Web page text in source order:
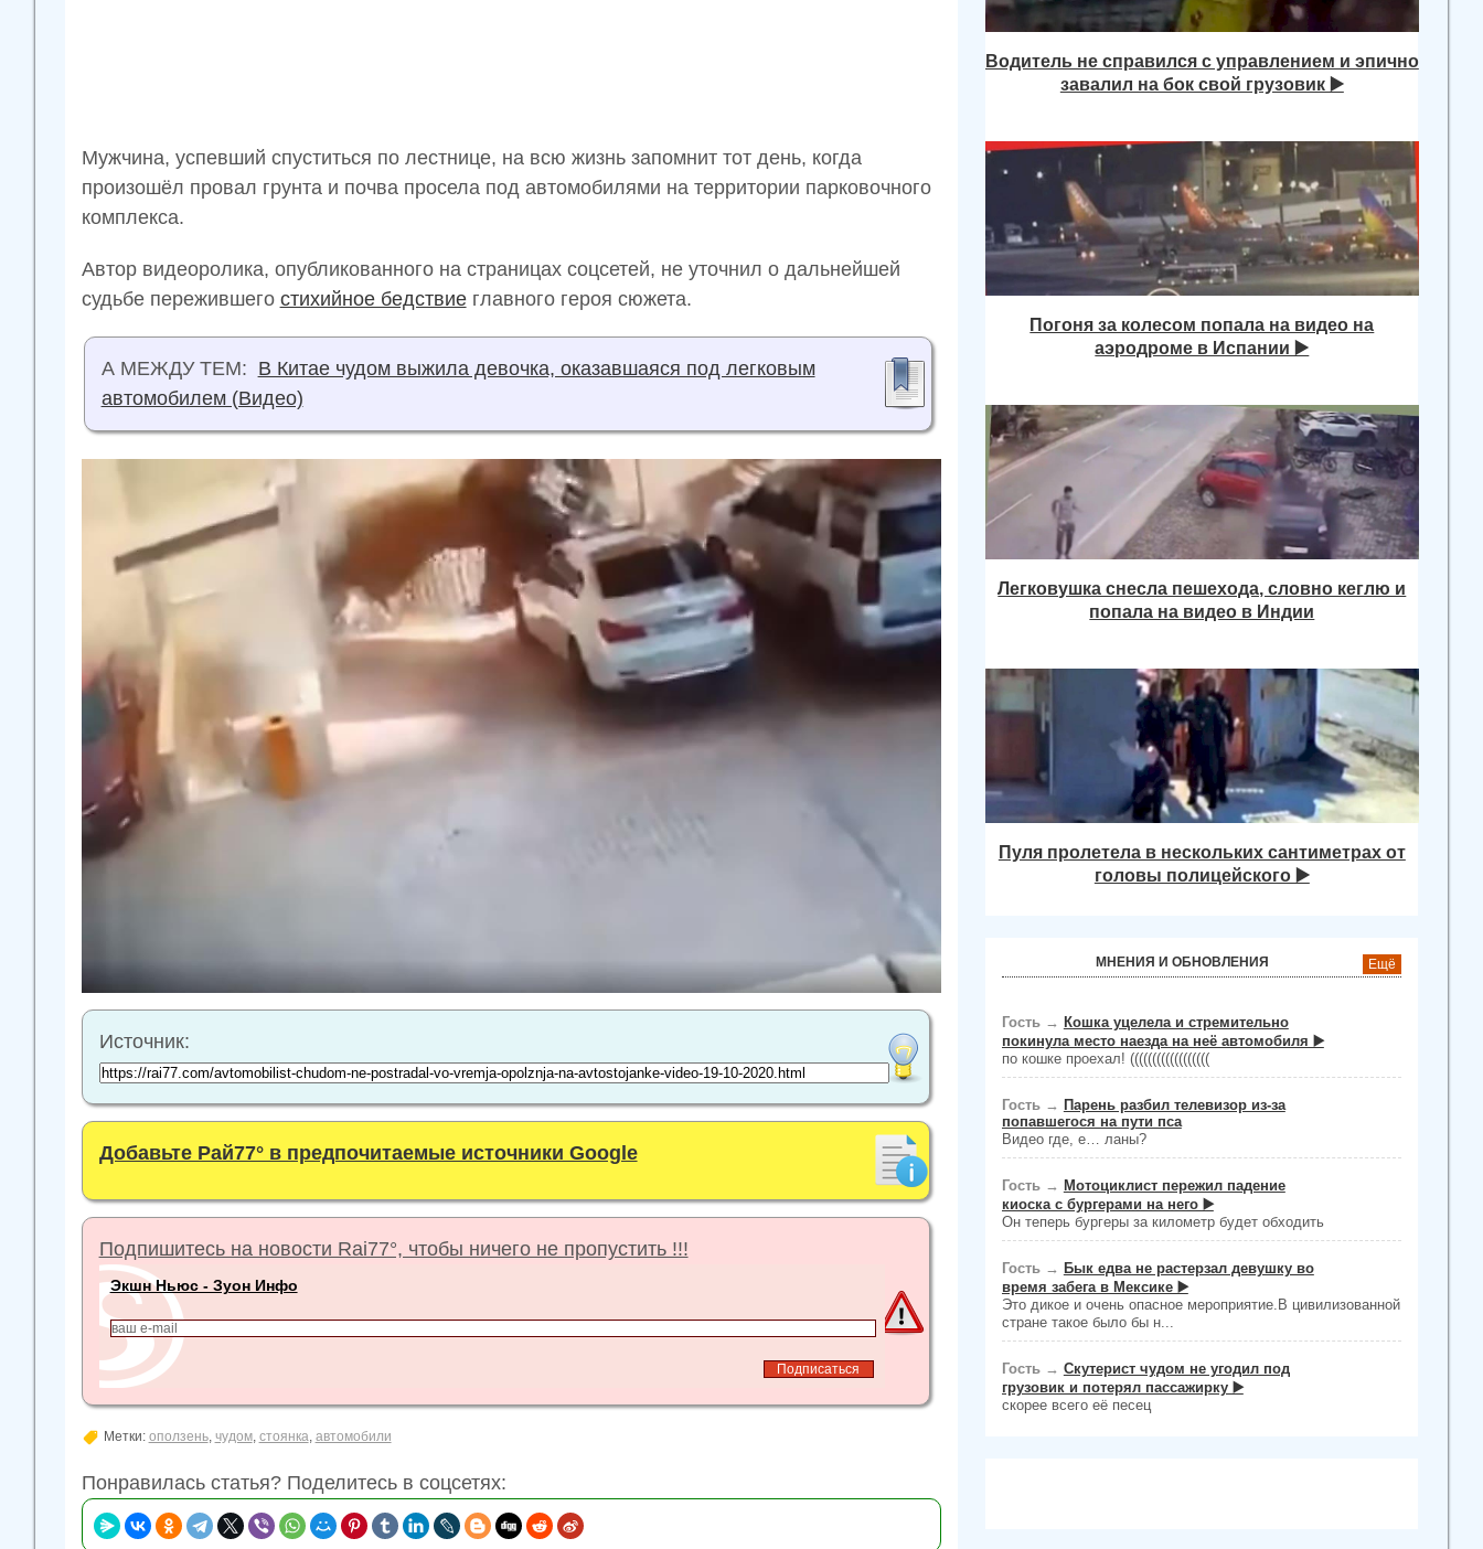
Мужчина, успевший спуститься по лестнице, на всю жизнь запомнит тот день, когда
произошёл провал грунта и почва просела под автомобилями на территории парковочного
комплекса.
Автор видеоролика, опубликованного на страницах соцсетей, не уточнил о дальнейшей
судьбе пережившего стихийное бедствиеглавного героя сюжета.
А МЕЖДУ ТЕМ: В Китае чудом выжила девочка, оказавшаяся под легковым
автомобилем (Видео)
Источник:
Добавьте Рай77° в предпочитаемые источники Google
Подпишитесь на новости Rai77°, чтобы ничего не пропустить !!!
Экшн Ньюс - Зуон Инфо
Метки: оползень, чудом, стоянка, автомобили
Понравилась статья? Поделитесь в соцсетях:
Водитель не справился с управлением и эпично
завалил на бок свой грузовик ▶️
Погоня за колесом попала на видео на
аэродроме в Испании ▶️
Легковушка снесла пешехода, словно кеглю и
попала на видео в Индии
Пуля пролетела в нескольких сантиметрах от
головы полицейского ▶️
МНЕНИЯ И ОБНОВЛЕНИЯ Ещё
Гость → Кошка уцелела и стремительно
покинула место наезда на неё автомобиля ▶️
по кошке проехал! ((((((((((((((((((
Гость → Парень разбил телевизор из-за
попавшегося на пути пса
Видео где, е… ланы?
Гость → Мотоциклист пережил падение
киоска с бургерами на него ▶️
Он теперь бургеры за километр будет обходить
Гость → Бык едва не растерзал девушку во
время забега в Мексике ▶️
Это дикое и очень опасное мероприятие.В цивилизованной
стране такое было бы н...
Гость → Скутерист чудом не угодил под
грузовик и потерял пассажирку ▶️
скорее всего её песец